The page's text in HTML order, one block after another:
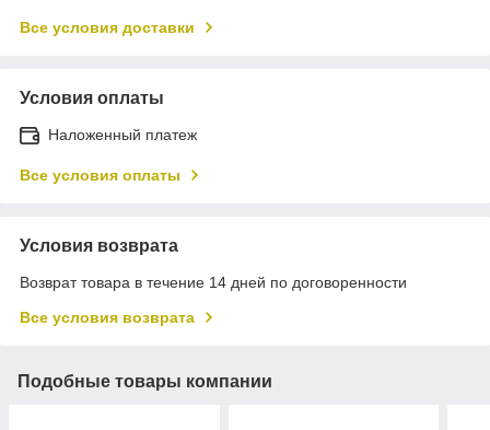
Все условия доставки
Условия оплаты
Наложенный платеж
Все условия оплаты
Условия возврата
Возврат товара в течение 14 дней по договоренности
Все условия возврата
Подобные товары компании